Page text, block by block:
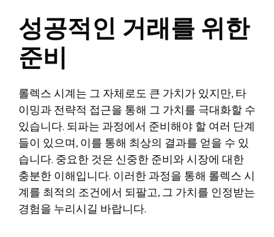
성공적인 거래를 위한
준비
롤렉스 시계는 그 자체로도 큰 가치가 있지만, 타
이밍과 전략적 접근을 통해 그 가치를 극대화할 수
있습니다. 되파는 과정에서 준비해야 할 여러 단계
들이 있으며, 이를 통해 최상의 결과를 얻을 수 있
습니다. 중요한 것은 신중한 준비와 시장에 대한
충분한 이해입니다. 이러한 과정을 통해 롤렉스 시
계를 최적의 조건에서 되팔고, 그 가치를 인정받는
경험을 누리시길 바랍니다.